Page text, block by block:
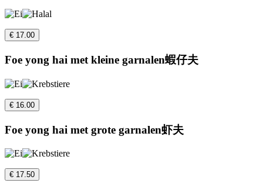
€ 17.00
Foe yong hai met kleine garnalen蝦仔夫
€ 16.00
Foe yong hai met grote garnalen虾夫
€ 17.50